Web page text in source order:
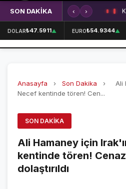
SPOR
SPOR HABERLERİ
FENERBAHÇE
ÖZEL SAYFALAR
NAMAZ VAKİTLERİ
ASTROLOJİ
SON DAKİKA ‹ ›
DOLAR₺47.5911▲ EURO₺54.9344▲
Anasayfa › Son Dakika ›
Ali
Necef kentinde tören! Cen...
SON DAKIKA
Ali Hamaney için
kentinde tören!
dolaştırıldı